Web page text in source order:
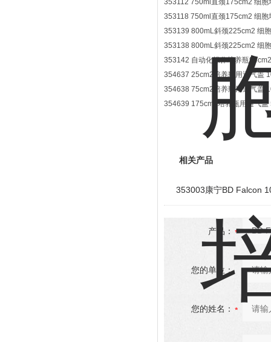
353112 750ml直颈175cm2 细
353118 750ml直颈175cm2 细
353139 800mL斜颈225cm2 细
353138 800mL斜颈225cm2 细
353142 自动化操作培养瓶
354637 25cm2培养瓶用通气盖
354638 75cm2培养瓶用通气盖
354639 175cm2培养瓶用通气盖
相关产品
353003康宁BD Falcon
产品：
您的单位：
您的姓名：